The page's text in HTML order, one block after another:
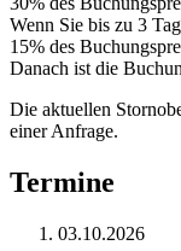
Wenn Sie bis zu 3
15% des
Danach ist die
Die aktuellen
einer Anfrage.
Termine
03.10.2026